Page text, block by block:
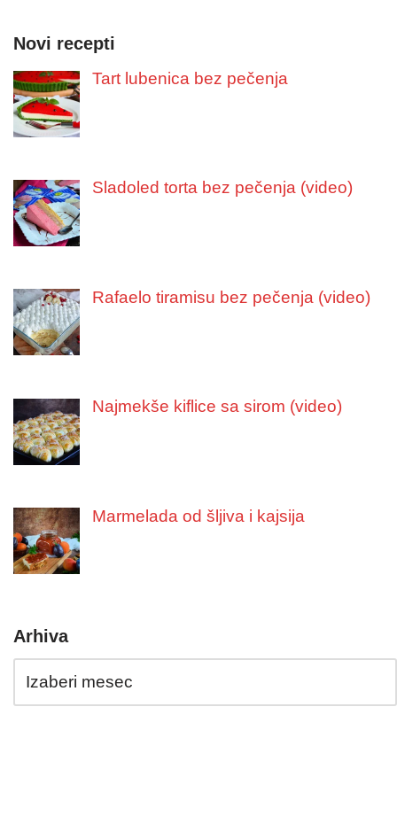
Novi recepti
Tart lubenica bez pečenja
Sladoled torta bez pečenja (video)
Rafaelo tiramisu bez pečenja (video)
Najmekše kiflice sa sirom (video)
Marmelada od šljiva i kajsija
Arhiva